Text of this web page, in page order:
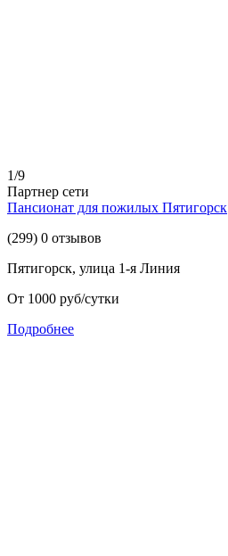
1/9
Партнер сети
Пансионат для пожилых Пятигорск
(299) 0 отзывов
Пятигорск, улица 1-я Линия
От 1000 руб/сутки
Подробнее